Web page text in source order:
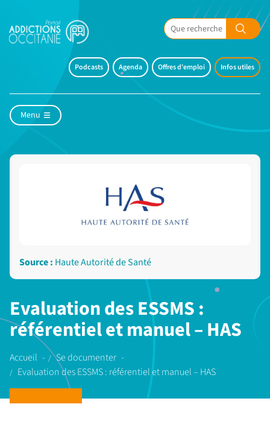
Podcasts Agenda Offres d'emploi Infos utiles
Menu
Evaluation des ESSMS :
référentiel et manuel – HAS
Accueil
Se documenter
Evaluation des ESSMS : référentiel et manuel – HAS
Source : Haute Autorité de Santé